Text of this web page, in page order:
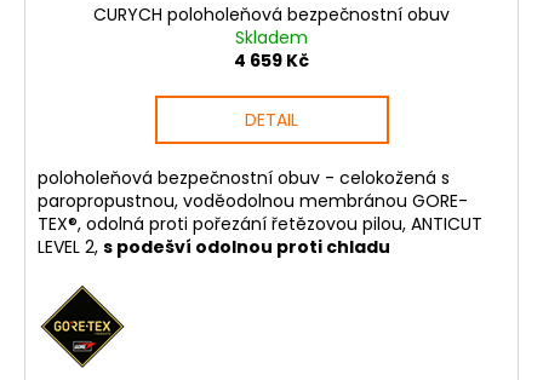
CURYCH poloholeňová bezpečnostní obuv
Skladem
4 659 Kč
DETAIL
poloholeňová bezpečnostní obuv - celokožená s
paropropustnou, voděodolnou membránou GORE-
TEX®, odolná proti pořezání řetězovou pilou, ANTICUT
LEVEL 2, s podešví odolnou proti chladu